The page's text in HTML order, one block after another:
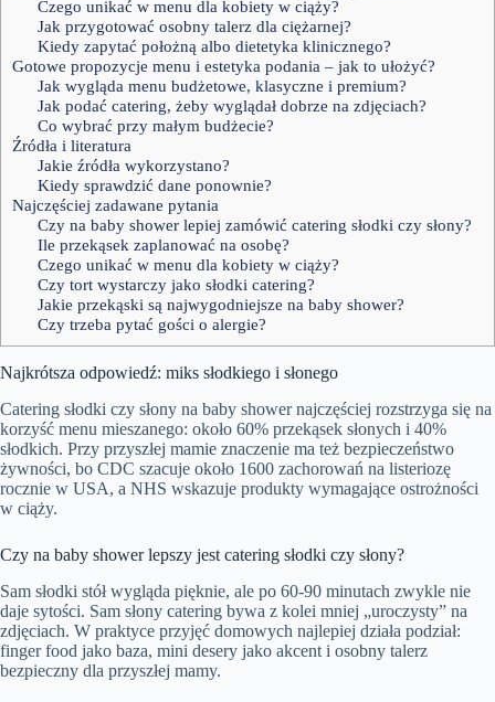
Czego unikać w menu dla kobiety w ciąży?
Jak przygotować osobny talerz dla ciężarnej?
Kiedy zapytać położną albo dietetyka klinicznego?
Gotowe propozycje menu i estetyka podania – jak to ułożyć?
Jak wygląda menu budżetowe, klasyczne i premium?
Jak podać catering, żeby wyglądał dobrze na zdjęciach?
Co wybrać przy małym budżecie?
Źródła i literatura
Jakie źródła wykorzystano?
Kiedy sprawdzić dane ponownie?
Najczęściej zadawane pytania
Czy na baby shower lepiej zamówić catering słodki czy słony?
Ile przekąsek zaplanować na osobę?
Czego unikać w menu dla kobiety w ciąży?
Czy tort wystarczy jako słodki catering?
Jakie przekąski są najwygodniejsze na baby shower?
Czy trzeba pytać gości o alergie?
Najkrótsza odpowiedź: miks słodkiego i słonego
Catering słodki czy słony na baby shower najczęściej rozstrzyga się na
korzyść menu mieszanego: około 60% przekąsek słonych i 40%
słodkich. Przy przyszłej mamie znaczenie ma też bezpieczeństwo
żywności, bo CDC szacuje około 1600 zachorowań na listeriozę
rocznie w USA, a NHS wskazuje produkty wymagające ostrożności
w ciąży.
Czy na baby shower lepszy jest catering słodki czy słony?
Sam słodki stół wygląda pięknie, ale po 60-90 minutach zwykle nie
daje sytości. Sam słony catering bywa z kolei mniej „uroczysty” na
zdjęciach. W praktyce przyjęć domowych najlepiej działa podział:
finger food jako baza, mini desery jako akcent i osobny talerz
bezpieczny dla przyszłej mamy.